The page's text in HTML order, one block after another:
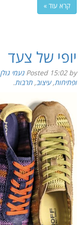
קרא עוד »
יופי של צעד
Posted 15:02by נעמי גולן
ופתיחות,עיצוב,תרבות.